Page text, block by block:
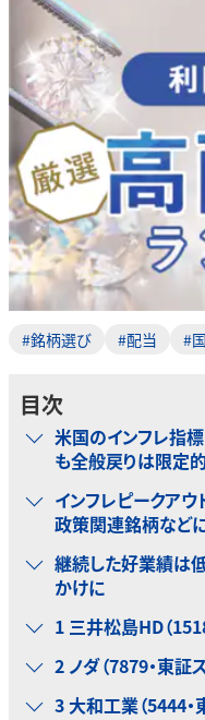
#銘柄選び #配当 #
目次
米国のインフレ指
も全般戻りは限定
インフレピークアウ
政策関連銘柄など
継続した好業績は
かけに
1 三井松島HD（
2 ノダ（7879・東証
3 大和工業（5444・